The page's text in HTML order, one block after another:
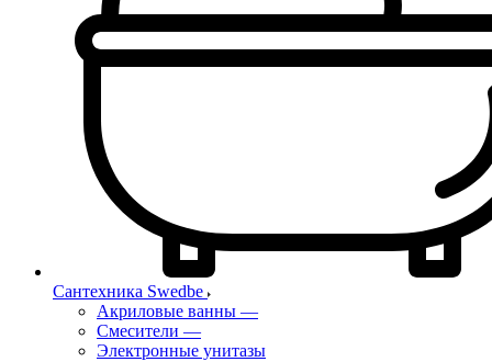
Сантехника Swedbe
Акриловые ванны —
Смесители —
Электронные унитазы